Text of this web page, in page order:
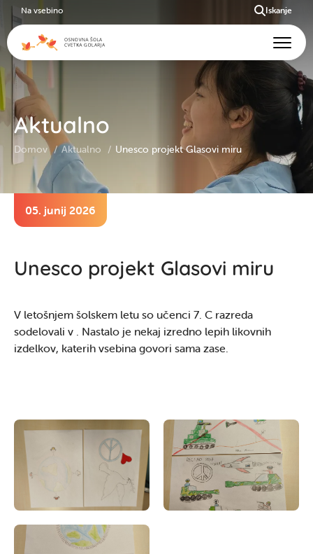
Aktualno
Domov Aktualno Unesco projekt Glasovi miru
05. junij 2026
Unesco projekt Glasovi miru
V letošnjem šolskem letu so učenci 7. C razreda
sodelovali v . Nastalo je nekaj izredno lepih likovnih
izdelkov, katerih vsebina govori sama zase.
Na vsebino Iskanje